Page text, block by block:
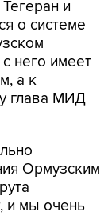
него имеет
а к
глава МИД
и мы очень